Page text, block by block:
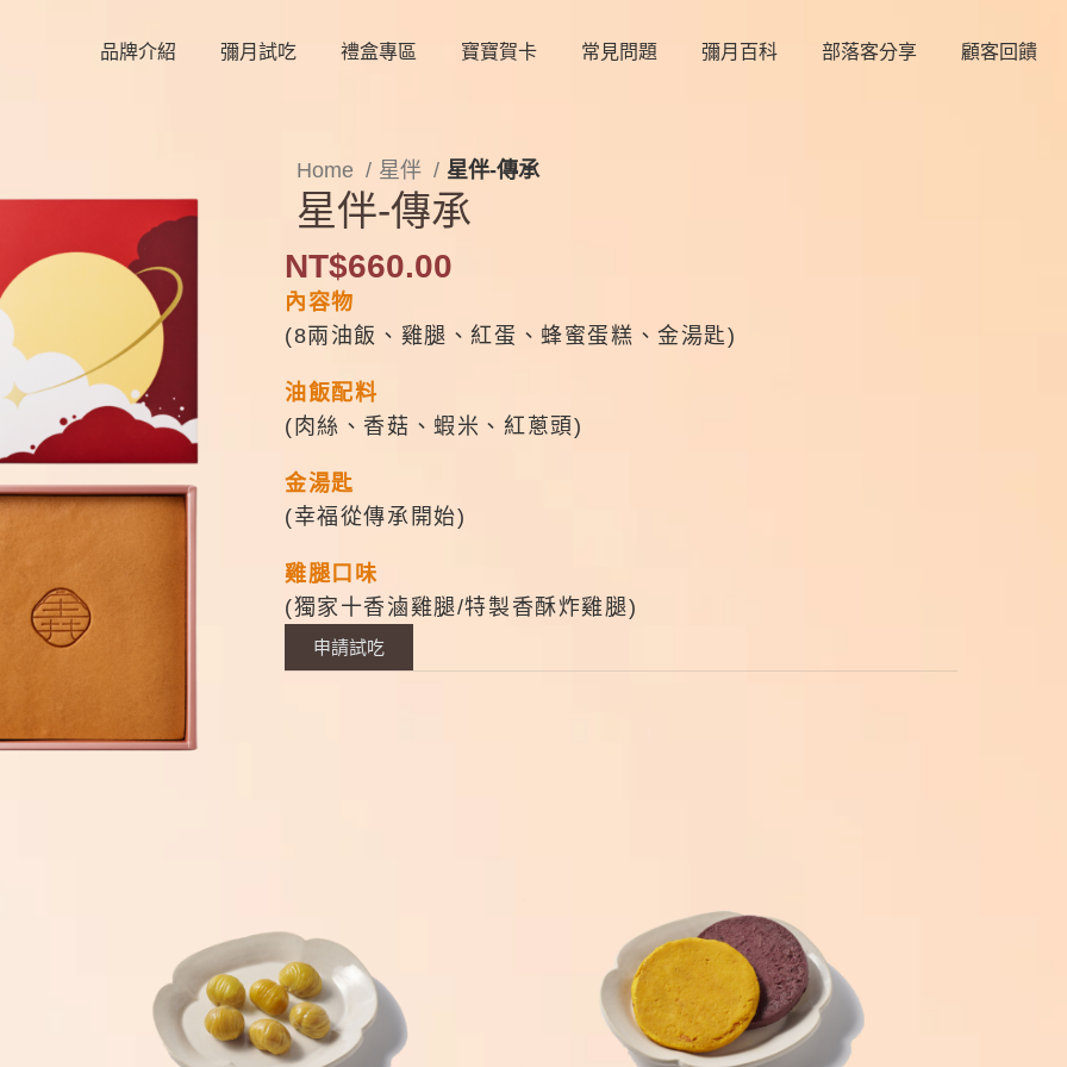
品牌介紹 彌月試吃 禮盒專區 寶寶賀卡 常見問題 彌月百科 部落客分享 顧客回饋
Home 星伴 星伴-傳承
星伴-傳承
NT$660.00
內容物
(8兩油飯、雞腿、紅蛋、蜂蜜蛋糕、金湯匙)
油飯配料
(肉絲、香菇、蝦米、紅蔥頭)
金湯匙
(幸福從傳承開始)
雞腿口味
(獨家十香滷雞腿/特製香酥炸雞腿)
申請試吃